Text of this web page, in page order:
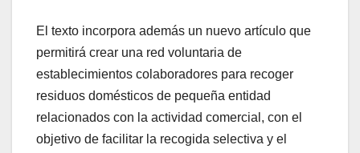
El texto incorpora además un nuevo artículo que
permitirá crear una red voluntaria de
establecimientos colaboradores para recoger
residuos domésticos de pequeña entidad
relacionados con la actividad comercial, con el
objetivo de facilitar la recogida selectiva y el